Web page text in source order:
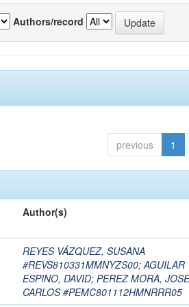
Authors/record
previous 1
Author(s)
REYES VÁZQUEZ, SUSANA
#REVS810331MMNYZS00;AGUILAR
ESPINO, DAVID; PEREZ MORA, JOSE
CARLOS #PEMC801112HMNRRR05